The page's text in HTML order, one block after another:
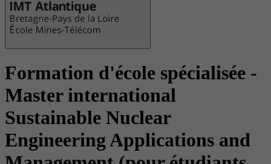
Formation d'école spécialisée -
Master international
Sustainable Nuclear
Engineering Applications and